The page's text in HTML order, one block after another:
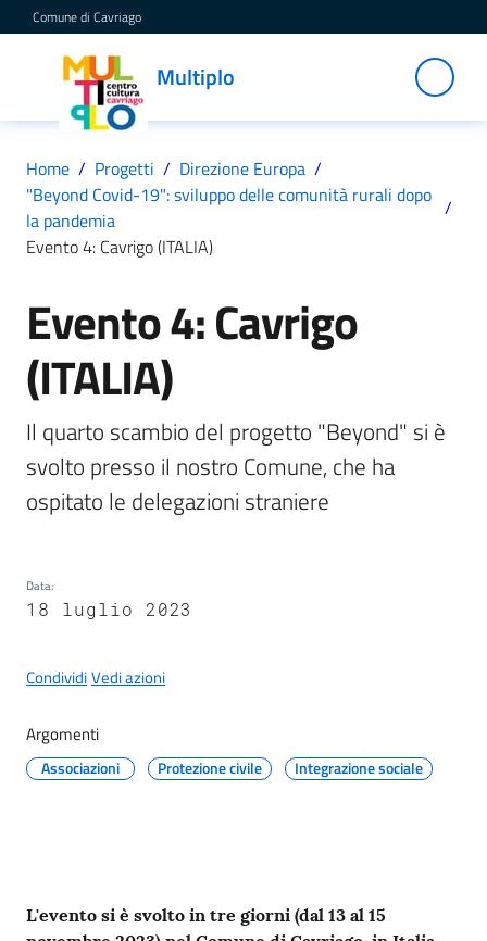
Vai al contenuto
Vai alla navigazione
Vai al footer
Comune di Cavriago
Multiplo
Multiplo
Centro
Cultura
Servizi
C
a
t
l
o
o
Eventi
Progetti
Home / Progetti / Direzione Europa /
"Beyond Covid-19": sviluppo delle comunità rurali dopo
la pandemia
/
Evento 4: Cavrigo (ITALIA)
Salta al contenuto
Evento 4: Cavrigo
(ITALIA)
Il quarto scambio del progetto "Beyond" si è
svolto presso il nostro Comune, che ha
ospitato le delegazioni straniere
Data:
18 luglio 2023
CondividiVedi azioni
Argomenti
Associazioni Protezione civile Integrazione sociale
Contenuto
L'evento si è svolto in tre giorni (dal 13 al 15